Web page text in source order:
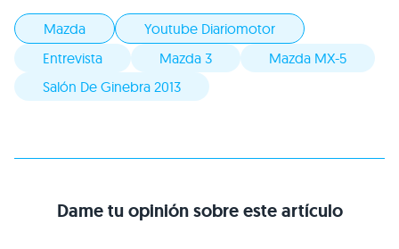
Mazda
Youtube Diariomotor
Entrevista
Mazda 3
Mazda MX-5
Salón De Ginebra 2013
Dame tu opinión sobre este artículo